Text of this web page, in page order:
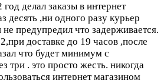
год делал заказы в интернет
десять ,ни одного разу курьер
предупредил что задерживается.
доставке до 19 часов ,после
что будет минимум с
три . это просто жесть. никогда
интернет магазином